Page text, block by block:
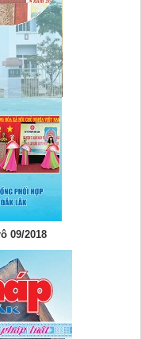
09/2018